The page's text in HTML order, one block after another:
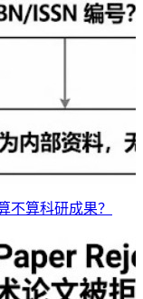
不算科研成果？